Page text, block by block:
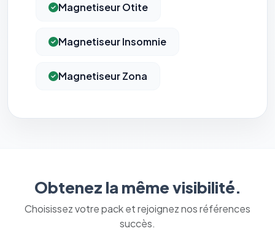
Magnetiseur Otite
Magnetiseur Insomnie
Magnetiseur Zona
Obtenez la même visibilité.
Choisissez votre pack et rejoignez nos références
succès.